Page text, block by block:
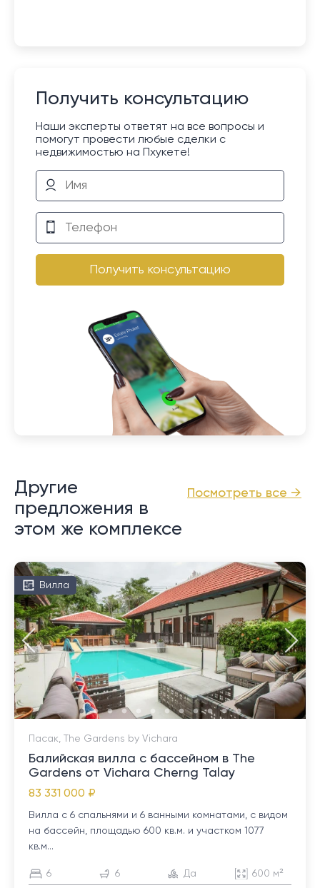
Получить консультацию
Наши эксперты ответят на все вопросы и
помогут провести любые сделки с
недвижимостью на Пхукете!
Получить консультацию
Посмотреть все →
Другие
предложения в
этом же комплексе
Вилла
Пасак, The Gardens by Vichara
Балийская вилла с бассейном в The
Gardens от Vichara Cherng Talay
83 331 000 ₽
Вилла с 6 спальнями и 6 ванными комнатами, с видом
на бассейн, площадью 600 кв.м. и участком 1077
кв.м...
6 6 Да 600 м²